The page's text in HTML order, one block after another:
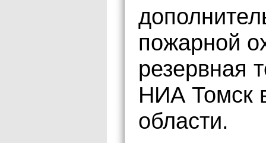
пожарной
резервная
НИА Томск
области.